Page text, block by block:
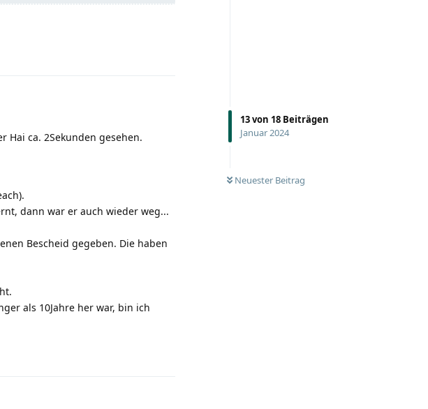
13von 18 Beiträgen
Januar 2024
Neuester Beitrag
Hai ca. 2Sekunden gesehen.
dann war er auch wieder weg...
Bescheid gegeben. Die haben
als 10Jahre her war, bin ich